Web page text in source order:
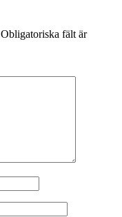
Obligatoriska fält är